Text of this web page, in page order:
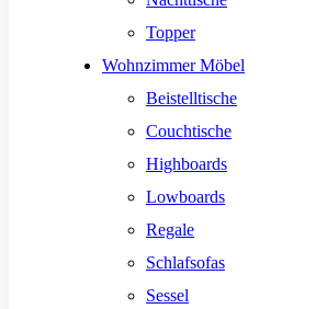
Topper
Wohnzimmer Möbel
Beistelltische
Couchtische
Highboards
Lowboards
Regale
Schlafsofas
Sessel